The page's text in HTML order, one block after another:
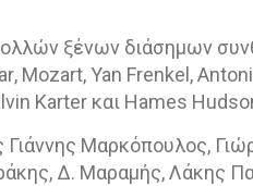
ξένων διάσημων
, Mozart, Yan Frenkel ,
Karter και Hames
Μαρκόπουλος,
Δ. Μαραμής, Λάκης